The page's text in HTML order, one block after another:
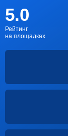
5.0
Рейтинг
на площадках